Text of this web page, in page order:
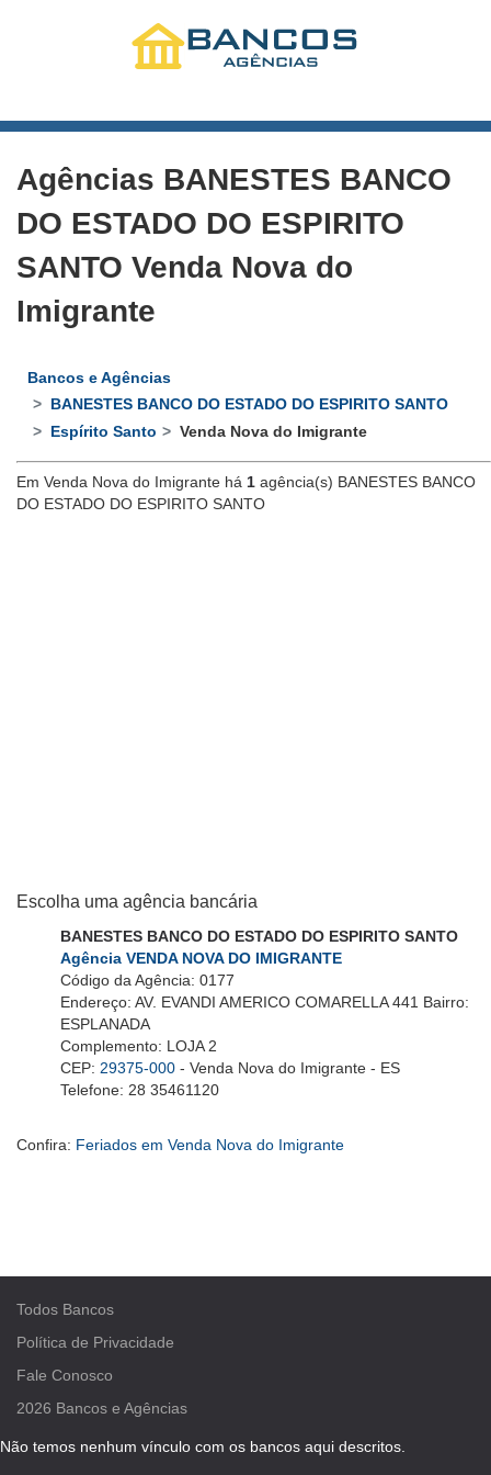
Agências BANESTES BANCO
DO ESTADO DO ESPIRITO
SANTO Venda Nova do
Imigrante
Bancos e Agências
BANESTES BANCO DO ESTADO DO ESPIRITO SANTO
Espírito Santo
Venda Nova do Imigrante
Em Venda Nova do Imigrante há 1 agência(s) BANESTES BANCO
DO ESTADO DO ESPIRITO SANTO
Escolha uma agência bancária
BANESTES BANCO DO ESTADO DO ESPIRITO SANTO
Agência VENDA NOVA DO IMIGRANTE
Código da Agência: 0177
Endereço: AV. EVANDI AMERICO COMARELLA 441 Bairro:
ESPLANADA
Complemento: LOJA 2
CEP: 29375-000 - Venda Nova do Imigrante - ES
Telefone: 28 35461120
Confira: Feriados em Venda Nova do Imigrante
Todos Bancos
Política de Privacidade
Fale Conosco
2026 Bancos e Agências
Não temos nenhum vínculo com os bancos aqui descritos.